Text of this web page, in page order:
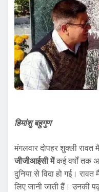
हिमांशु बहुगुण
मंगलवार दोपहर शुक्ली
जीजीआईसी मेंकई वर्षों तक
दुनिया से विदा हो गई।
लिए जानी जाती हैं। उनकी